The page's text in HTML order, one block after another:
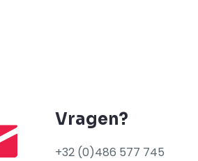
Vragen?
+32 (0)486 577 745